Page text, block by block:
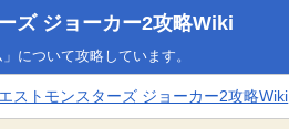
ズ ジョーカー2攻略Wiki
について攻略しています。
ストモンスターズ ジョーカー2攻略Wiki